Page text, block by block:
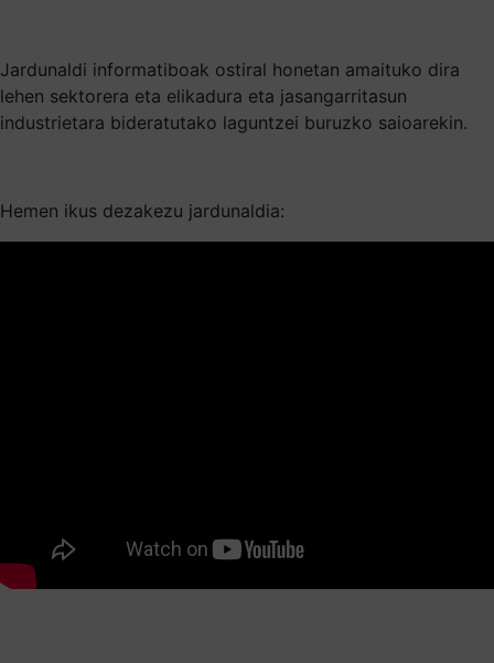
Jardunaldi informatiboak ostiral honetan amaituko dira
lehen sektorera eta elikadura eta jasangarritasun
industrietara bideratutako laguntzei buruzko saioarekin.
Hemen ikus dezakezu jardunaldia: